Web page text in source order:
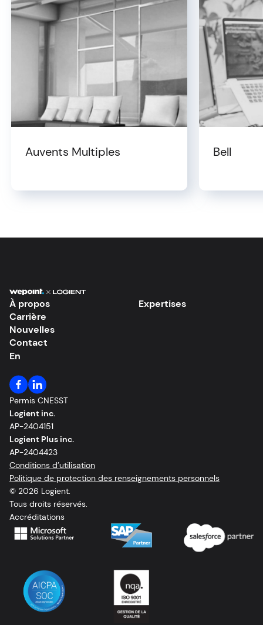
Auvents Multiples Bell
À propos
Carrière
Nouvelles
Expertises
Contact
En
Permis CNESST
Logient inc.
AP-2404151
Logient Plus inc.
AP-2404423
Conditions d’utilisation
Politique de protection des renseignements personnels
© 2026 Logient.
Tous droits réservés.
Accréditations